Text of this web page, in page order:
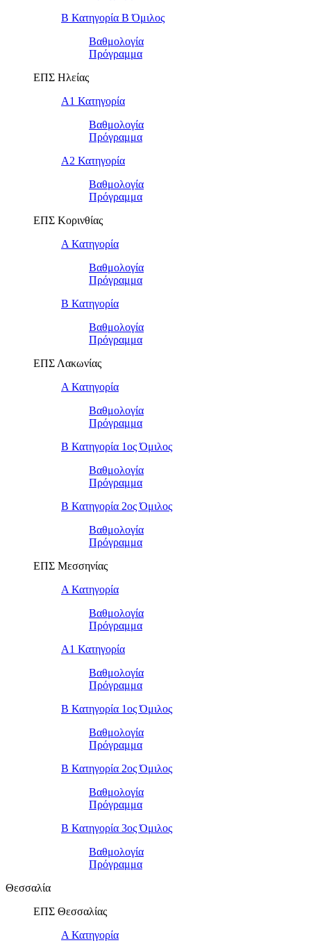
Β Κατηγορία Β Όμιλος
Βαθμολογία
Πρόγραμμα
ΕΠΣ Ηλείας
Α1 Κατηγορία
Βαθμολογία
Πρόγραμμα
Α2 Κατηγορία
Βαθμολογία
Πρόγραμμα
ΕΠΣ Κορινθίας
Α Κατηγορία
Βαθμολογία
Πρόγραμμα
Β Κατηγορία
Βαθμολογία
Πρόγραμμα
ΕΠΣ Λακωνίας
Α Κατηγορία
Βαθμολογία
Πρόγραμμα
Β Κατηγορία 1ος Όμιλος
Βαθμολογία
Πρόγραμμα
Β Κατηγορία 2ος Όμιλος
Βαθμολογία
Πρόγραμμα
ΕΠΣ Μεσσηνίας
Α Κατηγορία
Βαθμολογία
Πρόγραμμα
Α1 Κατηγορία
Βαθμολογία
Πρόγραμμα
Β Κατηγορία 1ος Όμιλος
Βαθμολογία
Πρόγραμμα
Β Κατηγορία 2ος Όμιλος
Βαθμολογία
Πρόγραμμα
Β Κατηγορία 3ος Όμιλος
Βαθμολογία
Πρόγραμμα
Θεσσαλία
ΕΠΣ Θεσσαλίας
Α Κατηγορία